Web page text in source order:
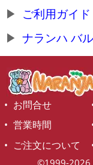
ご利用ガイド
ナランハ バ
お問合せ
営業時間
ご注文について